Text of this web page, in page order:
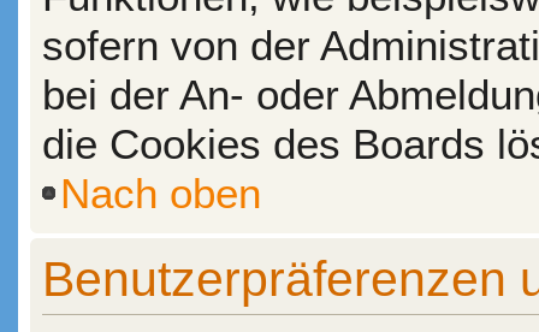
sofern von der
bei der An- oder
die Cookies des Boards
Nach oben
Benutzerpräferenzen